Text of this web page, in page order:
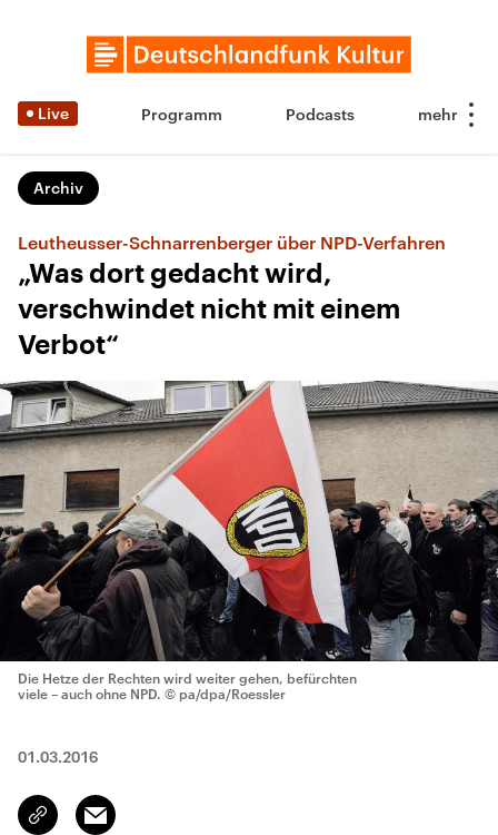
Live Programm Podcasts
Archiv
Leutheusser-Schnarrenberger über NPD-Verfahren
„Was dort gedacht wird,
verschwindet nicht mit einem
Verbot“
Die Hetze der Rechten wird weiter gehen, befürchten
viele – auch ohne NPD. © pa/dpa/Roessler
01.03.2016
Link
kopieren/teilen
Email